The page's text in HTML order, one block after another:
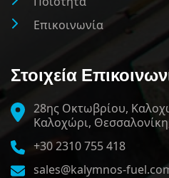
Επικοινωνία
Στοιχεία
28ης Οκτωβρίου,
Καλοχώρι,
+30 2310 755 418
sales@kalymnos-